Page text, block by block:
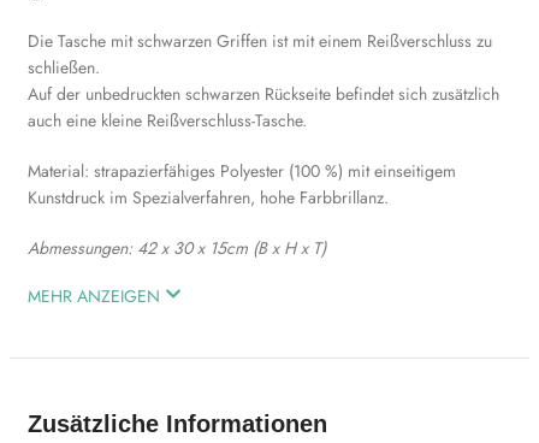
Die Tasche mit schwarzen Griffen ist mit einem Reißverschluss zu
schließen.
Auf der unbedruckten schwarzen Rückseite befindet sich zusätzlich
auch eine kleine Reißverschluss-Tasche.
Material: strapazierfähiges Polyester (100 %) mit einseitigem
Kunstdruck im Spezialverfahren, hohe Farbbrillanz.
Abmessungen: 42 x 30 x 15cm (B x H x T)
MEHR ANZEIGEN
Zusätzliche Informationen